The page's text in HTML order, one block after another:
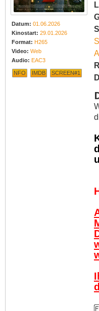
Datum: 01.06.2026
Kinostart: 29.01.2026
Format: H265
Video: Web
Audio: EAC3
NFO IMDB SCREEN#1